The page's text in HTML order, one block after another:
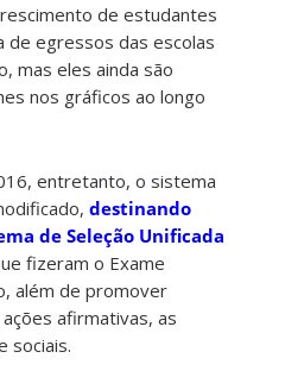
de estudantes
de egressos das escolas
mas eles ainda são
nos gráficos ao longo
entretanto, o sistema
destinando
de Seleção Unificada
fizeram o Exame
além de promover
afirmativas, as
sociais.